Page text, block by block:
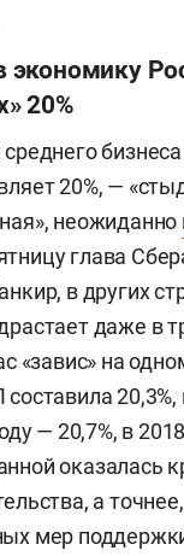
20%
20%, —
неожиданно
глава
в других
даже в
«завис» на
— 20,7%, в
оказалась
а точнее,
мер